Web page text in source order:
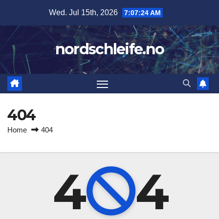
content
Wed. Jul 15th, 2026 7:07:24 AM
nordschleife.no
404
Home 404
4 4